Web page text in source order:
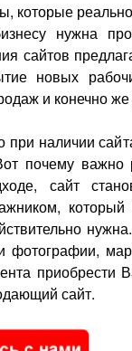
которые
нужна
сайтов
новых
и конечно
при наличии
почему важно
сайт
нужна.
фотографии,
сайт.